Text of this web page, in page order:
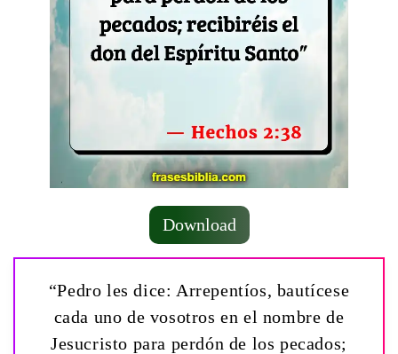
Download
“Pedro les dice: Arrepentíos, bautícese
cada uno de vosotros en el nombre de
Jesucristo para perdón de los pecados;